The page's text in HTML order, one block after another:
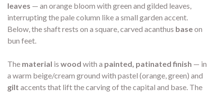
leaves — an orange bloom with green and gilded leaves,
interrupting the pale column like a small garden accent.
Below, the shaft rests on a square, carved acanthus baseon
bun feet.
The material is wood with a painted, patinated finish — in
a warm beige/cream ground with pastel (orange, green) and
gilt accents that lift the carving of the capital and base. The